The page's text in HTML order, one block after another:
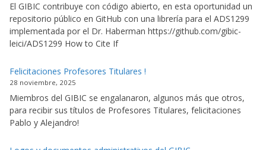
El GIBIC contribuye con código abierto, en esta oportunidad un
repositorio público en GitHub con una librería para el ADS1299
implementada por el Dr. Haberman https://github.com/gibic-
leici/ADS1299 How to Cite If
Felicitaciones Profesores Titulares !
28 noviembre, 2025
Miembros del GIBIC se engalanaron, algunos más que otros,
para recibir sus títulos de Profesores Titulares, felicitaciones
Pablo y Alejandro!